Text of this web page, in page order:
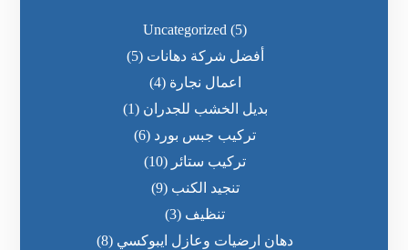
Uncategorized (5)
أفضل شركة دهانات (5)
اعمال نجارة (4)
بديل الخشب للجدران (1)
تركيب جبس بورد (6)
تركيب ستائر (10)
تنجيد الكنب (9)
تنظيف (3)
دهان ارضيات وعازل ايبوكسي (8)